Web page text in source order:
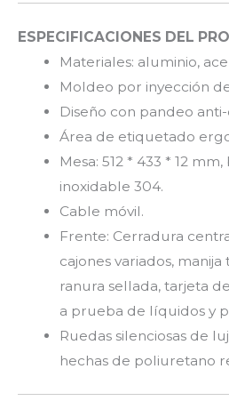
ESPECIFICACIONES DEL
Materiales: aluminio,
Moldeo por inyección
Diseño con pandeo
Área de etiquetado
Mesa: 512 * 433 * 12
inoxidable 304.
Cable móvil.
Frente: Cerradura
cajones variados,
ranura sellada, tarjeta
a prueba de líquidos y
Ruedas silenciosas de
hechas de poliuretano